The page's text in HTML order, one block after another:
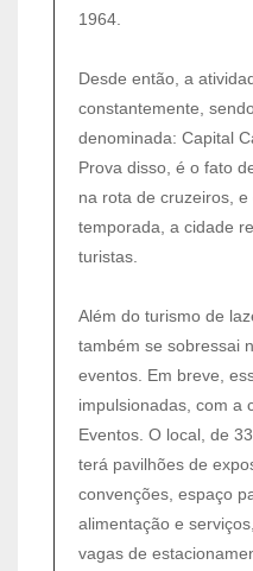
1964.
Desde então, a
constantemente,
denominada: Capital
Prova disso, é o fato
na rota de cruzeiros,
temporada, a cidade
turistas.
Além do turismo de
também se sobressai
eventos. Em breve,
impulsionadas, com a
Eventos. O local, de
terá pavilhões de
convenções, espaço
alimentação e
vagas de